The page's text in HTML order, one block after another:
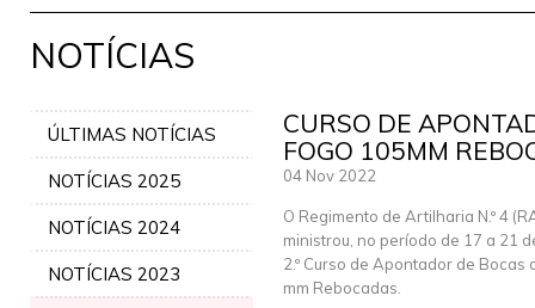
NOTÍCIAS
ÚLTIMAS NOTÍCIAS
NOTÍCIAS 2025
NOTÍCIAS 2024
NOTÍCIAS 2023
CURSO DE
FOGO 105MM
04 Nov 2022
O Regimento de Artilharia N.º 4
ministrou, no período de 17 a 21
2.º Curso de Apontador de Bocas
mm Rebocadas.